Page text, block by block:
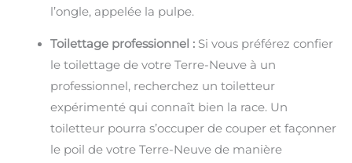
l’ongle, appelée la pulpe.
Toilettage professionnel :Si vous préférez confier
le toilettage de votre Terre-Neuve à un
professionnel, recherchez un toiletteur
expérimenté qui connaît bien la race. Un
toiletteur pourra s’occuper de couper et façonner
le poil de votre Terre-Neuve de manière